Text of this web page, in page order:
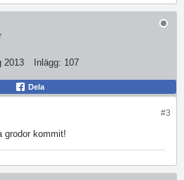
2013 Inlägg: 107
Dela
#3
grodor kommit!